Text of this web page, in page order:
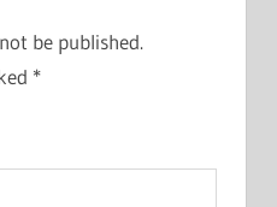
be published.
*